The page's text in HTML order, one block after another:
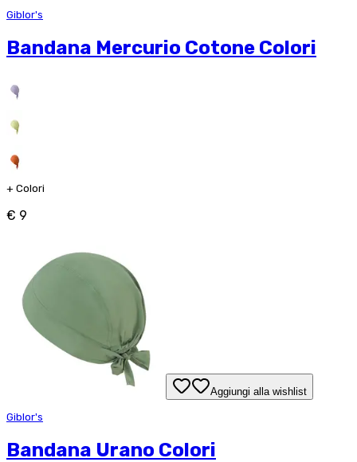
Giblor's
Bandana Mercurio Cotone Colori
+ Colori
€ 9
Aggiungi alla wishlist
Giblor's
Bandana Urano Colori